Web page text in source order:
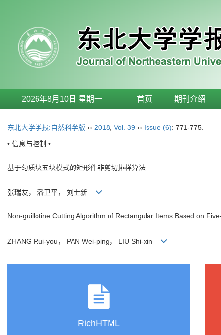
2026年8月10日 星期一 首页 期刊介绍
东北大学学报:自然科学版 ›› 2018 Vol. 39 ›› Issue (6): 771-775.
• 信息与控制 •
基于匀质块五块模式的矩形件非剪切排样算法
张瑞友， 潘卫平， 刘士新
Non-guillotine Cutting Algorithm of Rectangular Items Based on
ZHANG Rui-you， PAN Wei-ping， LIU Shi-xin
RichHTML